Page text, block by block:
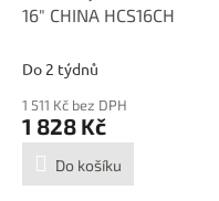
16" CHINA HCS16CH
Do 2 týdnů
1 511 Kč bez DPH
1 828 Kč
Do košíku